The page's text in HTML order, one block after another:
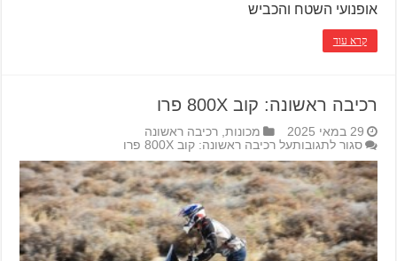
אופנועי השטח והכביש
קרא עוד
רכיבה ראשונה: קוב 800X פרו
29 במאי 2025 מכונות ,רכיבה ראשונה
סגור לתגובותעל רכיבה ראשונה: קוב 800X פרו